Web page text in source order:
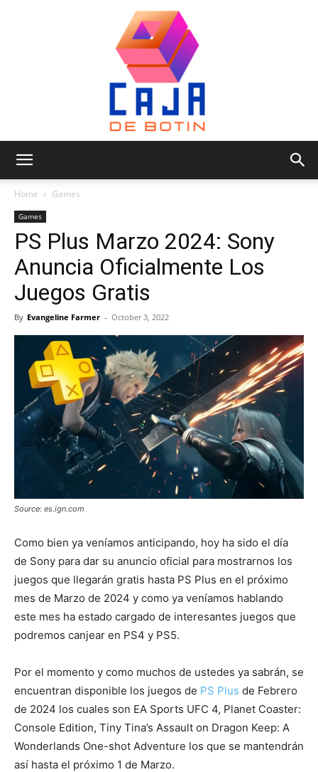
de
Home Games
Games
PS Plus Marzo 2024: Sony
Anuncia Oficialmente Los
Juegos Gratis
By Evangeline Farmer - October 3, 2022
Source: es.ign.com
Como bien ya veníamos anticipando, hoy ha sido el día
de Sony para dar su anuncio oficial para mostrarnos los
juegos que llegarán gratis hasta PS Plus en el próximo
mes de Marzo de 2024 y como ya veníamos hablando
este mes ha estado cargado de interesantes juegos que
podremos canjear en PS4 y PS5.
Por el momento y como muchos de ustedes ya sabrán, se
encuentran disponible los juegos de PS Plus de Febrero
de 2024 los cuales son EA Sports UFC 4, Planet Coaster:
Console Edition, Tiny Tina’s Assault on Dragon Keep: A
Wonderlands One-shot Adventure los que se mantendrán
así hasta el próximo 1 de Marzo.